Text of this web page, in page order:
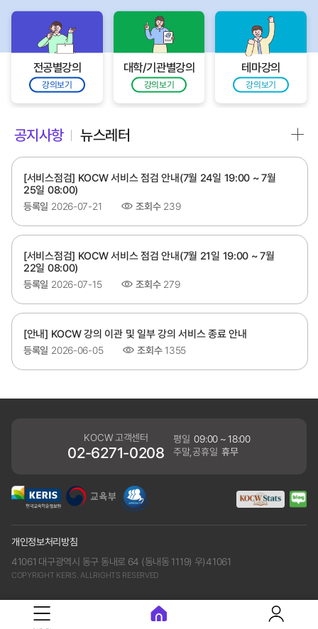
전공별강의
강의보기
대학/기관별강의
강의보기
테마강의
강의보기
공지사항 뉴스레터
[서비스점검] KOCW 서비스 점검 안내(7월 24일 19:00 ~ 7월
25일 08:00)
등록일 2026-07-21 조회수 239
[서비스점검] KOCW 서비스 점검 안내(7월 21일 19:00 ~ 7월
22일 08:00)
등록일 2026-07-15 조회수 279
[안내] KOCW 강의 이관 및 일부 강의 서비스 종료 안내
등록일 2026-06-05 조회수 1355
KOCW 고객센터
02-6271-0208
평일 09:00 ~ 18:00
주말,공휴일 휴무
개인정보처리방침
41061 대구광역시 동구 동내로 64 (동내동 1119) 우)41061
COPYRIGHT KERIS. ALLRIGHTS RESERVED